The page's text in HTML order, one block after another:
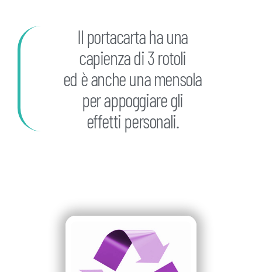
Il portacarta ha una
capienza di 3 rotoli
ed è anche una mensola
per appoggiare gli
effetti personali.